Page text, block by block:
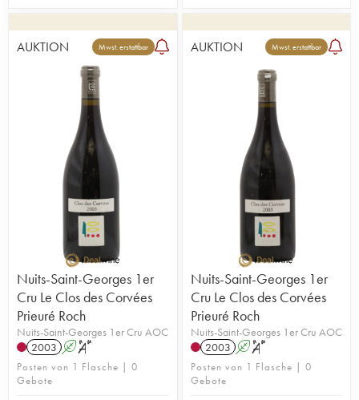
AUKTION Mwst. erstattbar
Nuits-Saint-Georges 1er
Cru Le Clos des Corvées
Prieuré Roch
Nuits-Saint-Georges 1er Cru AOC
2003 A S
Posten von 1 Flasche | 0
Gebote
AUKTION Mwst. erstattbar
Nuits-Saint-Georges 1er
Cru Le Clos des Corvées
Prieuré Roch
Nuits-Saint-Georges 1er Cru AOC
2003 A S
Posten von 1 Flasche | 0
Gebote